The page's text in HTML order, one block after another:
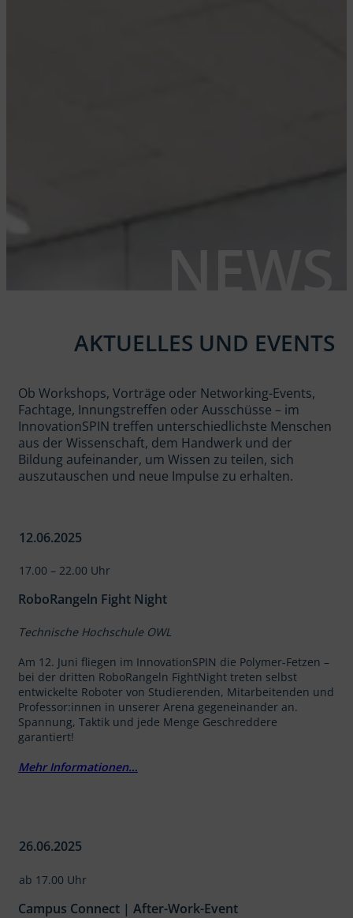
AKTUELLES UND EVENTS
Ob Workshops, Vorträge oder Networking-Events,
Fachtage, Innungstreffen oder Ausschüsse – im
InnovationSPIN treffen unterschiedlichste Menschen
aus der Wissenschaft, dem Handwerk und der
Bildung aufeinander, um Wissen zu teilen, sich
auszutauschen und neue Impulse zu erhalten.
12.06.2025
17.00 – 22.00 Uhr
RoboRangeln Fight Night
Technische Hochschule OWL
Am 12. Juni fliegen im InnovationSPIN die Polymer-Fetzen –
bei der dritten RoboRangeln FightNight treten selbst
entwickelte Roboter von Studierenden, Mitarbeitenden und
Professor:innen in unserer Arena gegeneinander an.
Spannung, Taktik und jede Menge Geschreddere
garantiert!
Mehr Informationen…
26.06.2025
ab 17.00 Uhr
Campus Connect | After-Work-Event